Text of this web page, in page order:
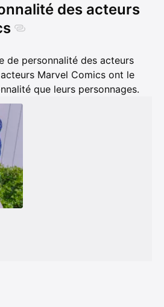
des acteurs
de personnalité des acteurs
Marvel Comics ont le
que leurs personnages.